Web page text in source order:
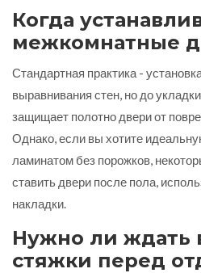
Когда
межкомнатные
Стандартная практика -
выравнивания стен, но до
защищает полотно двери от
Однако, если вы хотите
ламинатом без порожков,
ставить двери после пола,
накладки.
Нужно ли ждать
стяжки перед